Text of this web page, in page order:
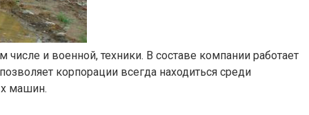
и военной, техники. В составе компании работает
корпорации всегда находиться среди
машин.